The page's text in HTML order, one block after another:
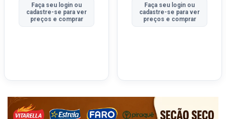
Faça seu login ou
cadastre-se para ver
preços e comprar
Faça seu login ou
cadastre-se para ver
preços e comprar